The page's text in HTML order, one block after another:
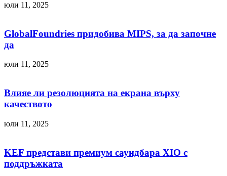
юли 11, 2025
GlobalFoundries придобива MIPS, за да започне
да
юли 11, 2025
Влияе ли резолюцията на екрана върху
качеството
юли 11, 2025
KEF представи премиум саундбара XIO с
поддръжката